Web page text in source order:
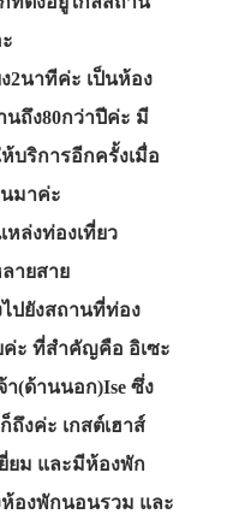
2นาทีค่ะ เป็นห้อง
ถึง80กว่าปีค่ะ มี
บริการอีกครั้งเมื่อ
มาค่ะ
หล่งท่องเที่ยว
ายสาย
ปยังสถานที่ท่อง
ค่ะ ที่สำคัญคือ อิเซะ
า(ด้านนอก)Ise ซึ่ง
ถึงค่ะ เกสต์เฮาส์
ยม และมีห้องพัก
องพักนอนรวม และ